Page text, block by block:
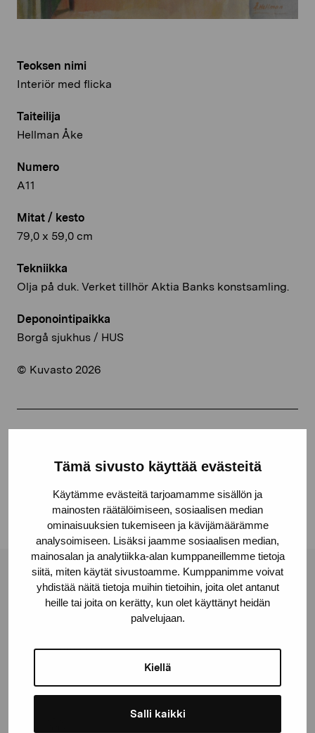
Tämä sivusto käyttää evästeitä
Käytämme evästeitä tarjoamamme sisällön ja
mainosten räätälöimiseen, sosiaalisen median
ominaisuuksien tukemiseen ja kävijämäärämme
analysoimiseen. Lisäksi jaamme sosiaalisen median,
mainosalan ja analytiikka-alan kumppaneillemme tietoja
siitä, miten käytät sivustoamme. Kumppanimme voivat
yhdistää näitä tietoja muihin tietoihin, joita olet antanut
heille tai joita on kerätty, kun olet käyttänyt heidän
palvelujaan.
Kiellä
Salli kaikki
Teoksen nimi
Interiör med flicka
Taiteilija
Hellman Åke
Numero
A11
Mitat / kesto
79,0 x 59,0 cm
Tekniikka
Olja på duk. Verket tillhör Aktia Banks konstsamling.
Deponointipaikka
Borgå sjukhus / HUS
© Kuvasto 2026
Facebook
Linkedin
Pro Artibus -säätiö
10600 Tammisaari
+358 (0)50 371 6339